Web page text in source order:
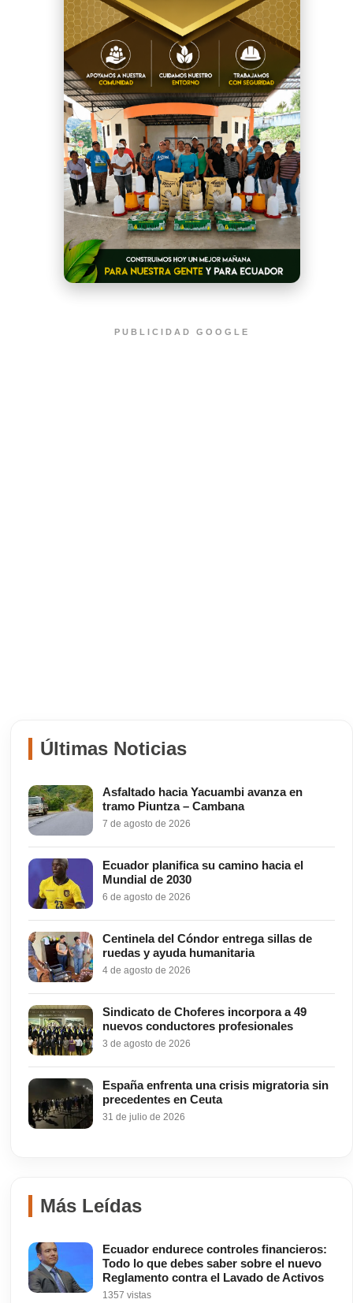
PUBLICIDAD GOOGLE
Últimas Noticias
Asfaltado hacia Yacuambi avanza en
tramo Piuntza – Cambana
7 de agosto de 2026
Ecuador planifica su camino hacia el
Mundial de 2030
6 de agosto de 2026
Centinela del Cóndor entrega sillas de
ruedas y ayuda humanitaria
4 de agosto de 2026
Sindicato de Choferes incorpora a 49
nuevos conductores profesionales
3 de agosto de 2026
España enfrenta una crisis migratoria sin
precedentes en Ceuta
31 de julio de 2026
Más Leídas
Ecuador endurece controles financieros:
Todo lo que debes saber sobre el nuevo
Reglamento contra el Lavado de Activos
1357 vistas